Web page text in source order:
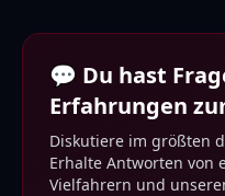
💬 Du hast
Erfahrungen
Diskutiere im größten
Erhalte Antworten von
Vielfahrern und